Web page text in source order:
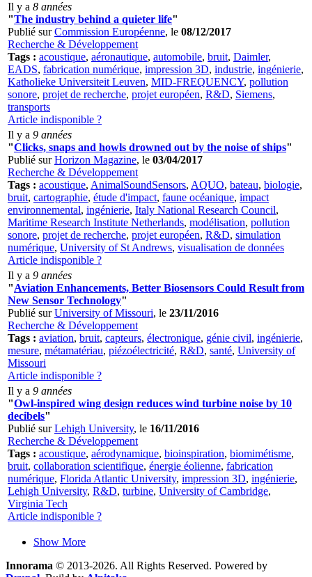
Il y a 8 années
"The industry behind a quieter life"
Publié surCommission Européenne, le 08/12/2017
Recherche & Développement
Tags : acoustique, aéronautique, automobile, bruit, Daimler,
EADS, fabrication numérique, impression 3D, industrie, ingénierie,
Katholieke Universiteit Leuven, MID-FREQUENCY, pollution
sonore, projet de recherche, projet européen, R&D, Siemens,
transports
Article indisponible ?
Il y a 9 années
"Clicks, snaps and howls drowned out by the noise of ships"
Publié surHorizon Magazine, le 03/04/2017
Recherche & Développement
Tags : acoustique, AnimalSoundSensors, AQUO, bateau, biologie,
bruit, cartographie, étude d'impact, faune océanique, impact
environnemental, ingénierie, Italy National Research Council,
Maritime Research Institute Netherlands, modélisation, pollution
sonore, projet de recherche, projet européen, R&D, simulation
numérique, University of St Andrews, visualisation de données
Article indisponible ?
Il y a 9 années
"Aviation Enhancements, Better Biosensors Could Result from
New Sensor Technology"
Publié surUniversity of Missouri, le 23/11/2016
Recherche & Développement
Tags : aviation, bruit, capteurs, électronique, génie civil, ingénierie,
mesure, métamatériau, piézoélectricité, R&D, santé, University of
Missouri
Article indisponible ?
Il y a 9 années
"Owl-inspired wing design reduces wind turbine noise by 10
decibels"
Publié surLehigh University, le 16/11/2016
Recherche & Développement
Tags : acoustique, aérodynamique, bioinspiration, biomimétisme,
bruit, collaboration scientifique, énergie éolienne, fabrication
numérique, Florida Atlantic University, impression 3D, ingénierie,
Lehigh University, R&D, turbine, University of Cambridge,
Virginia Tech
Article indisponible ?
Show More
Innorama © 2013-2026. All Rights Reserved. Powered by